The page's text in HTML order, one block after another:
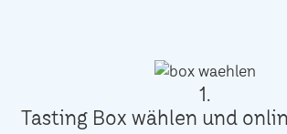
1.
Tasting Box wählen und